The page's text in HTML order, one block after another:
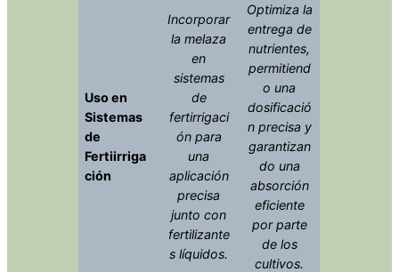
Uso en
Sistemas
de
Fertiirriga
ción
Incorporar
la melaza
en
sistemas
de
fertirrigaci
ón para
una
aplicación
precisa
junto con
fertilizante
s líquidos.
Optimiza la
entrega de
nutrientes,
permitiend
o una
dosificació
n precisa y
garantizan
do una
absorción
eficiente
por parte
de los
cultivos.